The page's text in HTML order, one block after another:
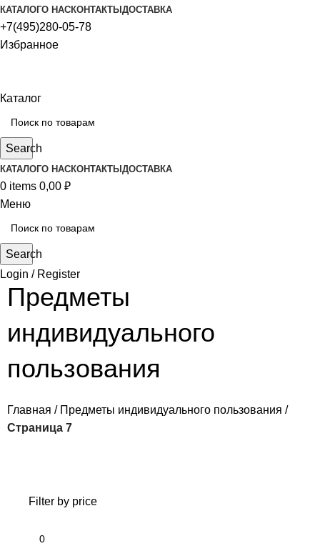
КАТАЛОГО НАСКОНТАКТЫ ДОСТАВКА
+7(495)280-05-78
Избранное
Каталог
Search
КАТАЛОГО НАСКОНТАКТЫ ДОСТАВКА
0 items 0,00 ₽
Меню
Search
Login / Register
Предметы
индивидуального
пользования
Главная
Предметы индивидуального пользования
Страница 7
Filter by price